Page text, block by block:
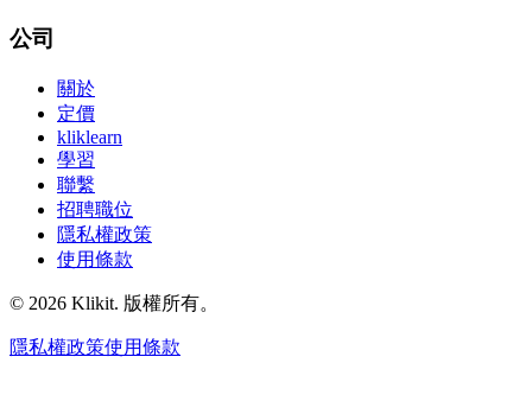
公司
關於
定價
kliklearn
學習
聯繫
招聘職位
隱私權政策
使用條款
© 2026 Klikit. 版權所有。
隱私權政策使用條款